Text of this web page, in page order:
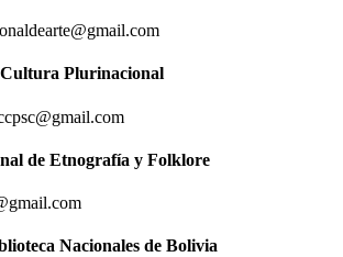
Plurinacional
de Etnografía y Folklore
Nacionales de Bolivia